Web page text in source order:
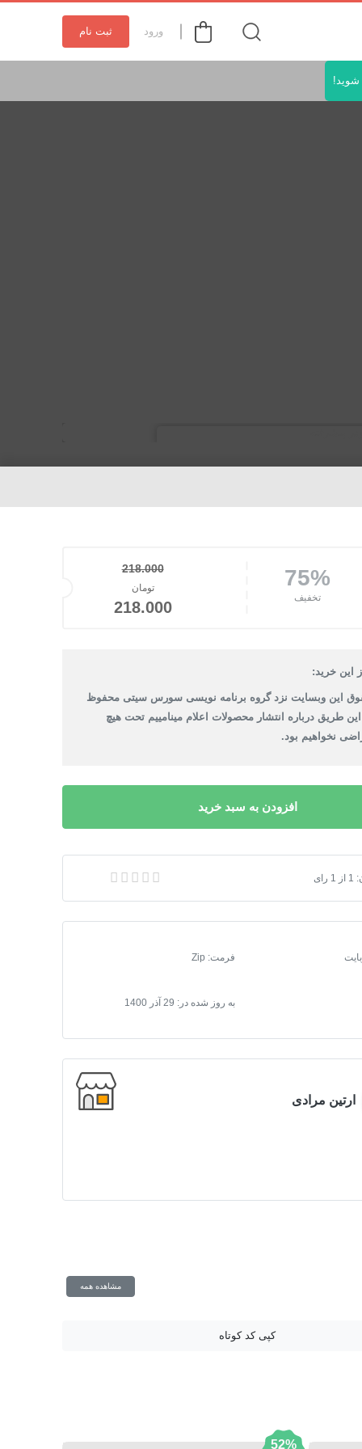
ورود ثبت نام
شوید!
75%
تخفیف
218.000
قیمت اصلی: تومان218.000 بود.تومان
218.000
این خرید:
این وبسایت نزد گروه برنامه نویسی سورس سیتی محفوظ
این طریق درباره انتشار محصولات اعلام مینامییم تحت هیچ
نخواهیم بود.
افزودن به سبد خرید
پیشرفته 1 از 1 رای
فرمت:
Zip
به روز شده در: 29 آذر 1400
ارتین مرادی
مشاهده همه
کپی کد کوتاه
52%